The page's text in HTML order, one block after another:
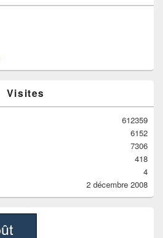
Visites
612359
6152
7306
418
4
2 décembre 2008